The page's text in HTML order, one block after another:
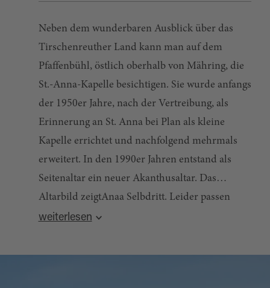
Neben dem wunderbaren Ausblick über das
Tirschenreuther Land kann man auf dem
Pfaffenbühl, östlich oberhalb von Mähring, die
St.-Anna-Kapelle besichtigen. Sie wurde anfangs
der 1950er Jahre, nach der Vertreibung, als
Erinnerung an St. Anna bei Plan als kleine
Kapelle errichtet und nachfolgend mehrmals
erweitert. In den 1990er Jahren entstand als
Seitenaltar ein neuer Akanthusaltar. Das
Altarbild zeigtAnaa Selbdritt. Leider passen
Rahmen und Bild farblich nicht zueinander.
Quelle:destination.one
weiterlesen